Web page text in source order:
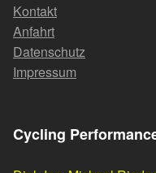
Kontakt
Anfahrt
Datenschutz
Impressum
Cycling